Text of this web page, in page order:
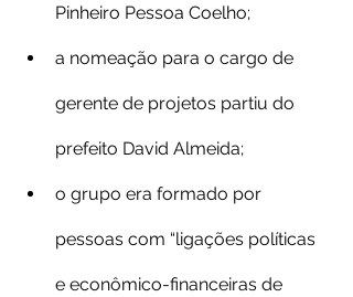
Pinheiro Pessoa Coelho;
a nomeação para o cargo de
gerente de projetos partiu do
prefeito David Almeida;
o grupo era formado por
pessoas com “ligações políticas
e econômico-financeiras de